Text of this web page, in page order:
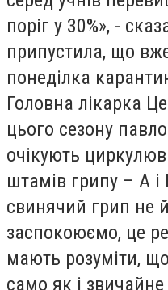
поріг у 30%», -
припустила, що
понеділка
Головна лікарка
цього сезону
очікують
штамів грипу – А і
свинячий грип не
заспокоюємо, це
мають розуміти,
само як і звичайне